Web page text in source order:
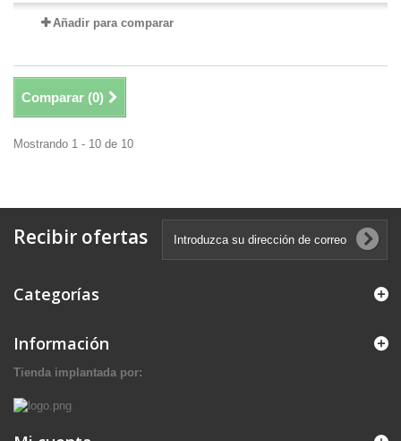
Añadir para comparar
Comparar (0)
Mostrando 1 - 10 de 10
Recibir ofertas
Categorías
Información
Tienda implantada por: